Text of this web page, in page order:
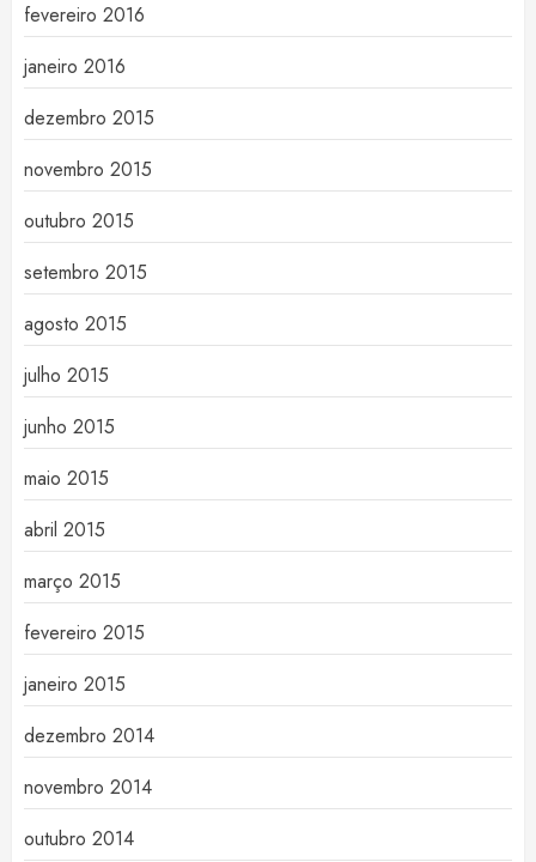
fevereiro 2016
janeiro 2016
dezembro 2015
novembro 2015
outubro 2015
setembro 2015
agosto 2015
julho 2015
junho 2015
maio 2015
abril 2015
março 2015
fevereiro 2015
janeiro 2015
dezembro 2014
novembro 2014
outubro 2014